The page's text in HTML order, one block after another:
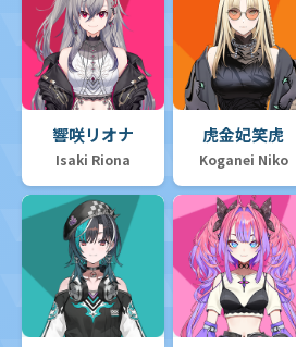
響咲リオナ
Isaki Riona
虎金妃笑虎
Koganei Niko